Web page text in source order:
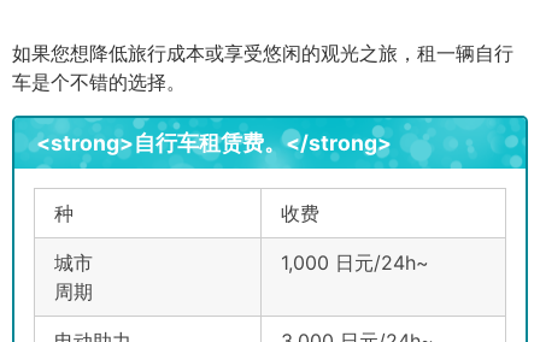
如果您想降低旅行成本或享受悠闲的观光之旅，租一辆自行
车是个不错的选择。
<strong>自行车租赁费。</strong>
种 收费
城市
周期
1,000 日元/24h~